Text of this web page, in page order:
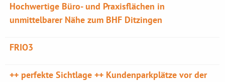
Hochwertige Büro- und Praxisflächen in
unmittelbarer Nähe zum BHF Ditzingen
FRIO3
++ perfekte Sichtlage ++ Kundenparkplätze vor der